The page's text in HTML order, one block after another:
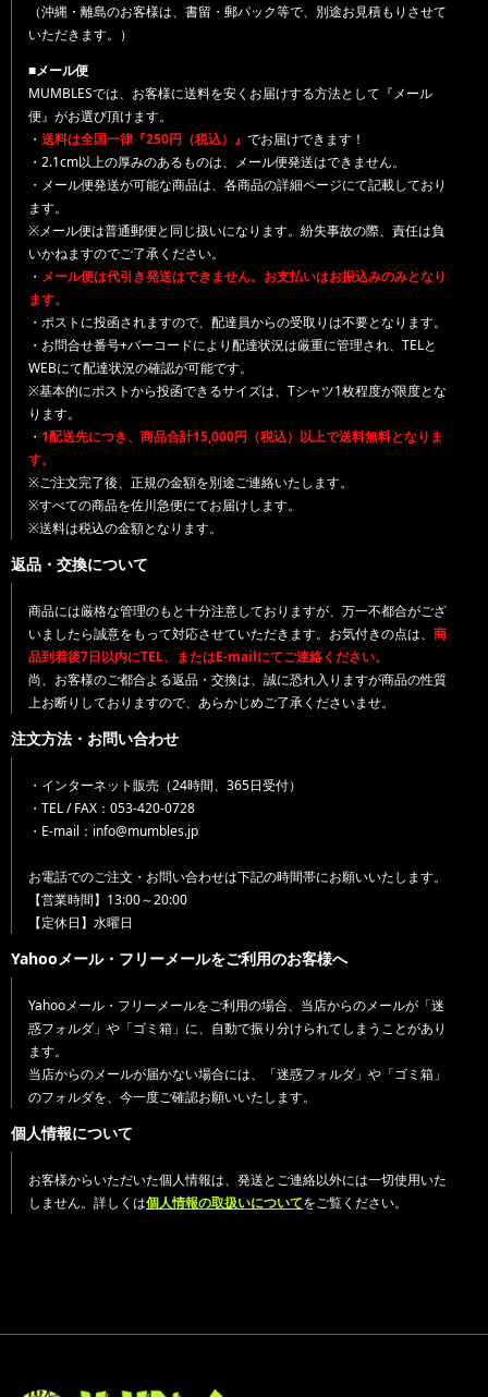
（沖縄・離島のお客様は、書留・郵パック等で、別途お見積もりさせて
いただきます。）
■メール便
MUMBLESでは、お客様に送料を安くお届けする方法として『メール
便』がお選び頂けます。
・ 送料は全国一律『250円（税込）』 でお届けできます！
・2.1cm以上の厚みのあるものは、メール便発送はできません。
・メール便発送が可能な商品は、各商品の詳細ページにて記載しており
ます。
※メール便は普通郵便と同じ扱いになります。紛失事故の際、責任は負
いかねますのでご了承ください。
・ メール便は代引き発送はできません。お支払いはお振込みのみとなり
ます。
・ポストに投函されますので、配達員からの受取りは不要となります。
・お問合せ番号+バーコードにより配達状況は厳重に管理され、TELと
WEBにて配達状況の確認が可能です。
※基本的にポストから投函できるサイズは、Tシャツ1枚程度が限度とな
ります。
・ 1配送先につき、商品合計15,000円（税込）以上で送料無料となりま
す。
※ご注文完了後、正規の金額を別途ご連絡いたします。
※すべての商品を佐川急便にてお届けします。
※送料は税込の金額となります。
返品・交換について
商品には厳格な管理のもと十分注意しておりますが、万一不都合がござ
いましたら誠意をもって対応させていただきます。お気付きの点は、 商
品到着後7日以内にTEL、またはE-mailにてご連絡ください。
尚、お客様のご都合よる返品・交換は、誠に恐れ入りますが商品の性質
上お断りしておりますので、あらかじめご了承くださいませ。
注文方法・お問い合わせ
・インターネット販売（24時間、365日受付）
・TEL / FAX：053-420-0728
・E-mail：info@mumbles.jp
お電話でのご注文・お問い合わせは下記の時間帯にお願いいたします。
【営業時間】13:00～20:00
【定休日】水曜日
Yahooメール・フリーメールをご利用のお客様へ
Yahooメール・フリーメールをご利用の場合、当店からのメールが「迷
惑フォルダ」や「ゴミ箱」に、自動で振り分けられてしまうことがあり
ます。
当店からのメールが届かない場合には、「迷惑フォルダ」や「ゴミ箱」
のフォルダを、今一度ご確認お願いいたします。
個人情報について
お客様からいただいた個人情報は、発送とご連絡以外には一切使用いた
しません。詳しくは個人情報の取扱いについてをご覧ください。